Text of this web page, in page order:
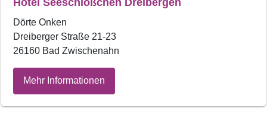
Dörte Onken
Dreiberger Straße 21-23
26160 Bad Zwischenahn
Mehr Informationen